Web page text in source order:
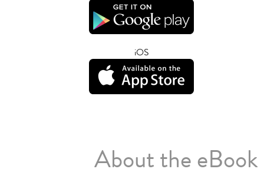
iOS
About the eBook